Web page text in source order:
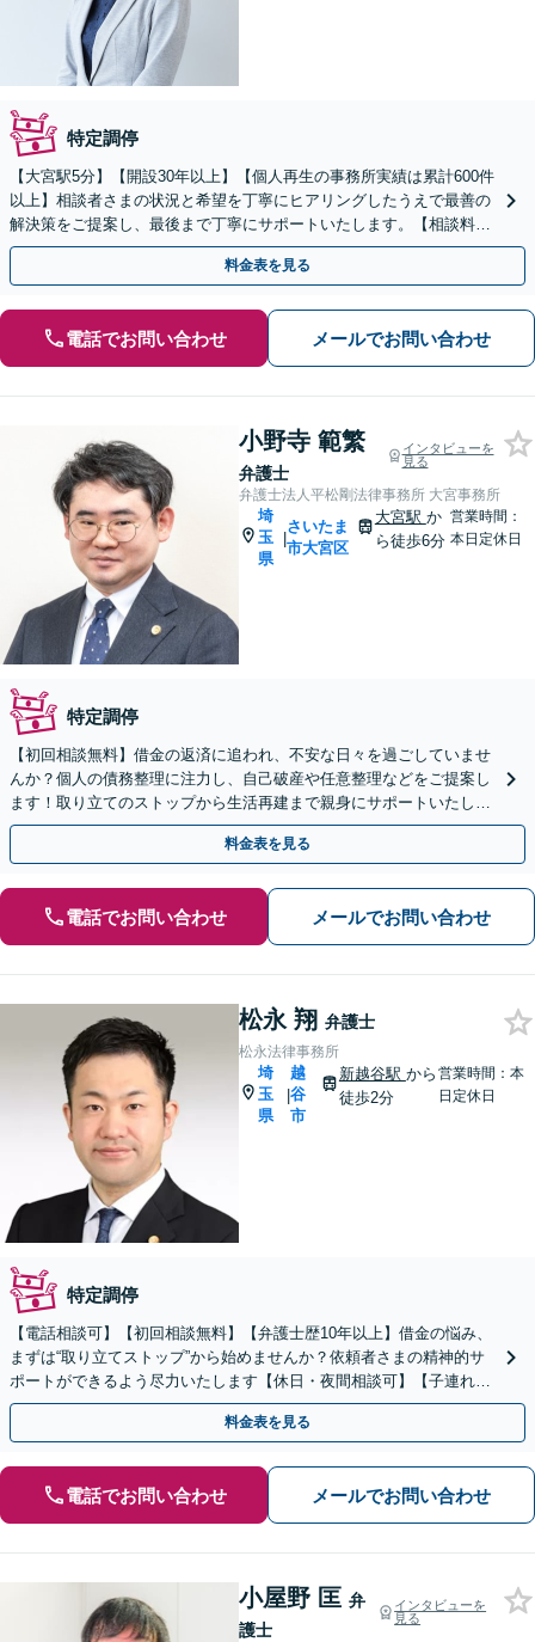
特定調停
【大宮駅5分】【開設30年以上】【個人再生の事務所実績は累計600件
以上】相談者さまの状況と希望を丁寧にヒアリングしたうえで最善の
解決策をご提案し、最後まで丁寧にサポートいたします。【相談料無
料】【電話相談可】【休日・夜間対応】
料金表を見る
電話でお問い合わせ メールでお問い合わせ
小野寺 範繁
弁護士
インタビューを
見る
弁護士法人平松剛法律事務所 大宮事務所
埼
玉
県
|
さいたま
市大宮区
大宮駅 か
ら徒歩6分
営業時間：
本日定休日
特定調停
【初回相談無料】借金の返済に追われ、不安な日々を過ごしていませ
んか？個人の債務整理に注力し、自己破産や任意整理などをご提案し
ます！取り立てのストップから生活再建まで親身にサポートいたしま
す。【メール・電話・WEB相談可】【夜間や休日相談可】
料金表を見る
電話でお問い合わせ メールでお問い合わせ
松永 翔 弁護士
松永法律事務所
埼
玉
県
|
越
谷
市
新越谷駅 から
徒歩2分
営業時間：本
日定休日
特定調停
【電話相談可】【初回相談無料】【弁護士歴10年以上】借金の悩み、
まずは“取り立てストップ”から始めませんか？依頼者さまの精神的サ
ポートができるよう尽力いたします【休日・夜間相談可】【子連れ相
談可】【新越谷駅2分】
料金表を見る
電話でお問い合わせ メールでお問い合わせ
小屋野 匡 弁
護士
インタビューを
見る